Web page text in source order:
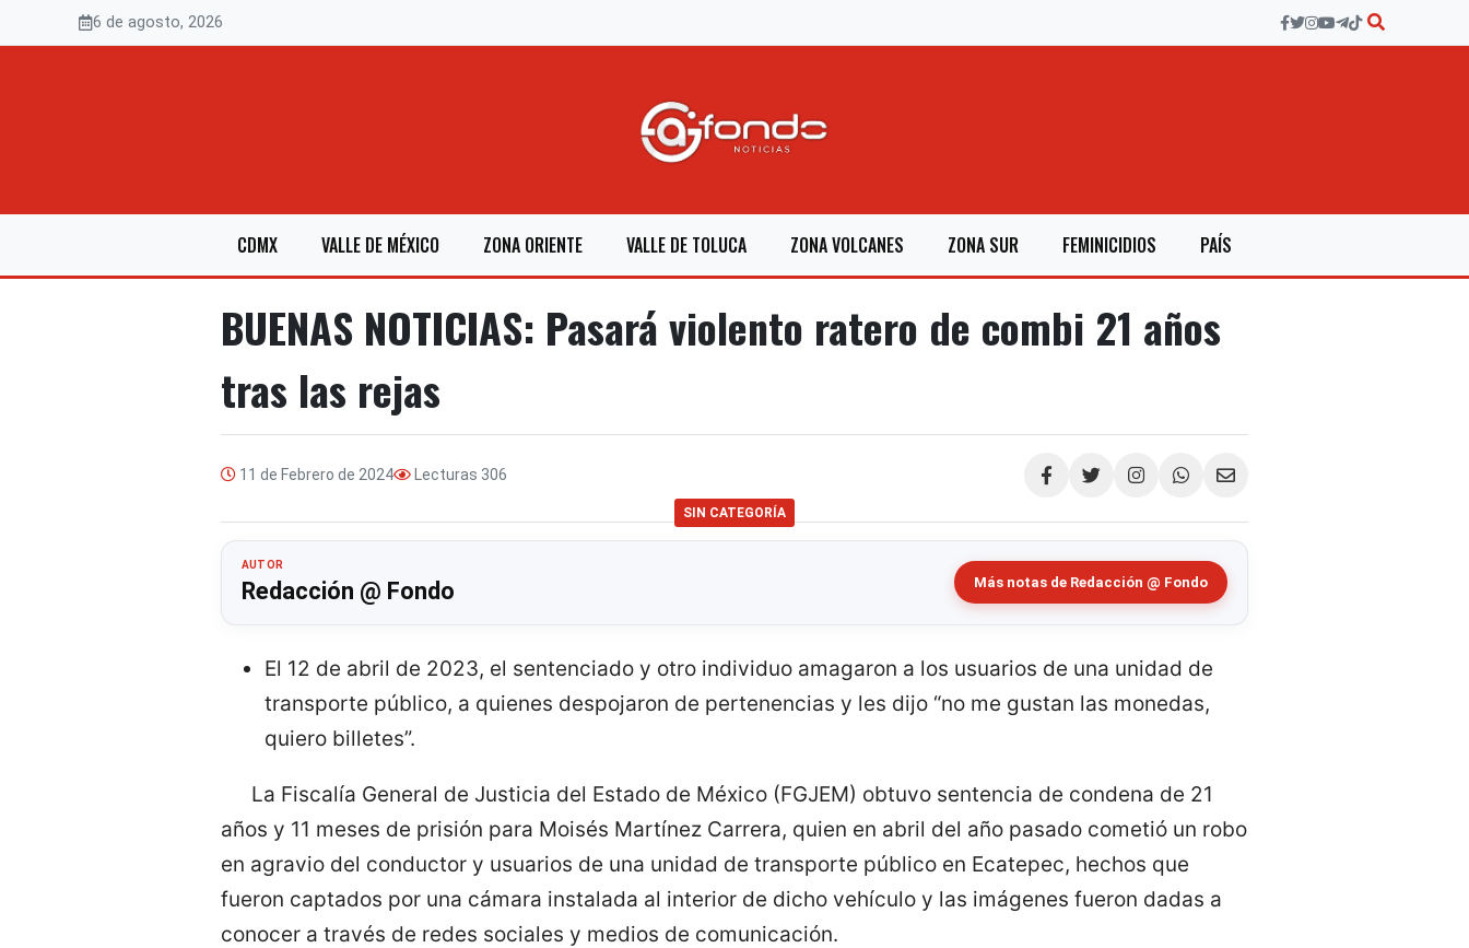
6 de agosto, 2026
CDMX VALLE DE MÉXICO ZONA ORIENTE VALLE DE TOLUCA ZONA VOLCANES ZONA SUR FEMINICIDIOS PAÍS
BUENAS NOTICIAS: Pasará violento ratero de combi 21 años
tras las rejas
11 de Febrero de 2024 Lecturas 306
Compartir
SIN CATEGORÍA
AUTOR
Redacción @ Fondo Más notas de Redacción @ Fondo
El 12 de abril de 2023, el sentenciado y otro individuo amagaron a los usuarios de una unidad de
transporte público, a quienes despojaron de pertenencias y les dijo “no me gustan las monedas,
quiero billetes”.
La Fiscalía General de Justicia del Estado de México (FGJEM) obtuvo sentencia de condena de 21
años y 11 meses de prisión para Moisés Martínez Carrera, quien en abril del año pasado cometió un robo
en agravio del conductor y usuarios de una unidad de transporte público en Ecatepec, hechos que
fueron captados por una cámara instalada al interior de dicho vehículo y las imágenes fueron dadas a
conocer a través de redes sociales y medios de comunicación.